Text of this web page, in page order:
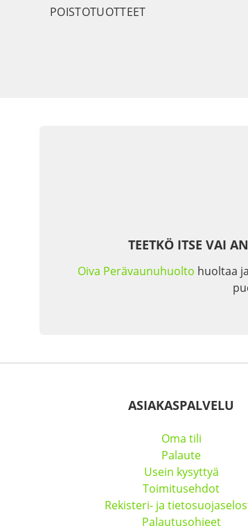
POISTOTUOTTEET
TEETKÖ ITSE VAI
Oiva Perävaunuhuolto huoltaa
ASIAKASPALVELU
Oma tili
Palaute
Usein kysyttyä
Toimitusehdot
Rekisteri- ja
Palautusohjeet